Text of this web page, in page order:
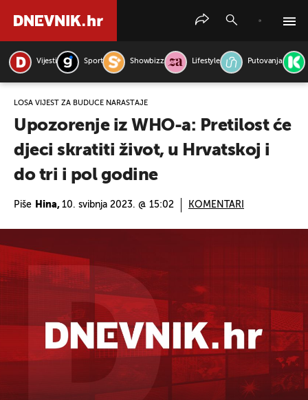
Vijesti Sport Showbizz Lifestyle Putovanja
LOŠA VIJEST ZA BUDUĆE NARAŠTAJE
Upozorenje iz WHO-a: Pretilost će
djeci skratiti život, u Hrvatskoj i
do tri i pol godine
Piše Hina, 10. svibnja 2023. @ 15:02 KOMENTARI
PRETRAŽITE VIJESTI